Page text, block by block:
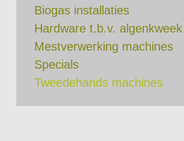
Biogas installaties
Hardware t.b.v. algenkweek
Mestverwerking machines
Specials
Tweedehands machines